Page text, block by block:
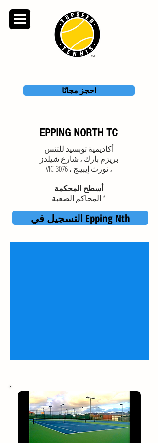
احجز مجانًا
EPPING NORTH TC
أكاديمية توبسيد للتنس
بريزم بارك ، شارع شيلدز
، نورث إيبينج ، VIC 3076
أسطح المحكمة
* المحاكم الصعبة
التسجيل في Epping Nth